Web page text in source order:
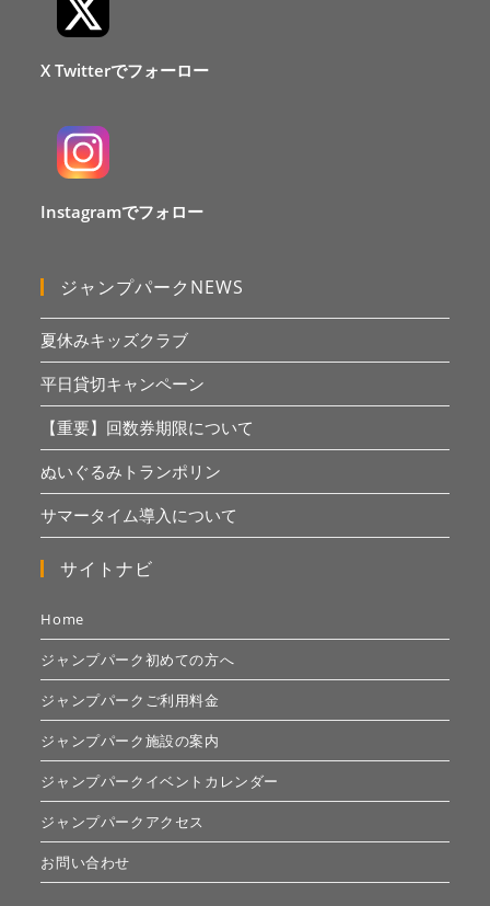
X Twitterでフォーロー
Instagramでフォロー
ジャンプパークNEWS
夏休みキッズクラブ
平日貸切キャンペーン
【重要】回数券期限について
ぬいぐるみトランポリン
サマータイム導入について
サイトナビ
Home
ジャンプパーク初めての方へ
ジャンプパークご利用料金
ジャンプパーク施設の案内
ジャンプパークイベントカレンダー
ジャンプパークアクセス
お問い合わせ